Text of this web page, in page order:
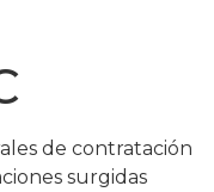
de contratación
surgidas